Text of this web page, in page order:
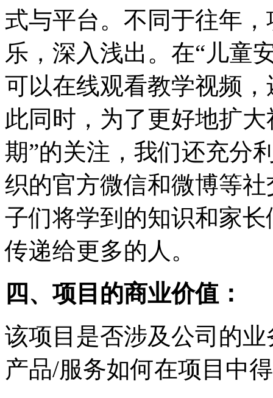
式与平台。不同于往年
乐，深入浅出。在“儿童
可以在线观看教学视频
此同时，为了更好地扩
期”的关注，我们还充分
织的官方微信和微博等
子们将学到的知识和家
传递给更多的人。
四、项目的商业价值：
该项目是否涉及公司的
产品/服务如何在项目中